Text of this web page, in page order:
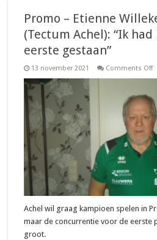
Promo – Etienne
(Tectum Achel): “Ik
eerste gestaan”
13 november 2021 Comments Offon
“Ik
Achel wil graag kampioen spelen in
maar de concurrentie voor de eerste
groot.